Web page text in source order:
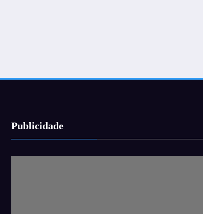
Publicidade